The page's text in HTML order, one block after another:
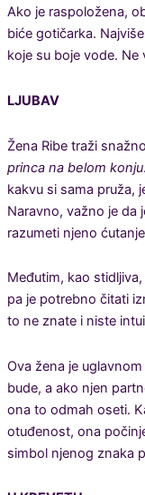
Ako je raspoložena,
biće gotičarka.
koje su boje vode.
LJUBAV
Žena Ribe traži
princa na belom konju.
kakvu si sama pruža,
Naravno, važno je da
razumeti njeno
Međutim, kao
pa je potrebno čitati
to ne znate i niste
Ova žena je
bude, a ako njen
ona to odmah oseti.
otuđenost, ona
simbol njenog znaka